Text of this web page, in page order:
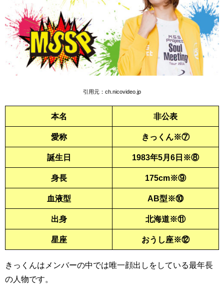
引用元： ch.nicovideo.jp
本名 非公表
愛称 きっくん※⑦
誕生日 1983年5月6日※⑧
身長 175cm※⑨
血液型 AB型※⑩
出身 北海道※⑪
星座 おうし座※⑫
きっくんはメンバーの中では唯一顔出しをしている最年長
の人物です。